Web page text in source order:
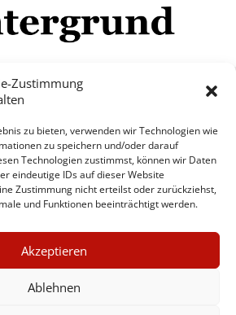
Zustimmung
zu bieten, verwenden wir Technologien wie
zu speichern und/oder darauf
Technologien zustimmst, können wir Daten
eindeutige IDs auf dieser Website
Zustimmung nicht erteilst oder zurückziehst,
und Funktionen beeinträchtigt werden.
Akzeptieren
Ablehnen
Mehr
Hintergrund.de, 2015 - 2026
jetzt kostenlos
anmelden
ca. alle 4 Wochen
×